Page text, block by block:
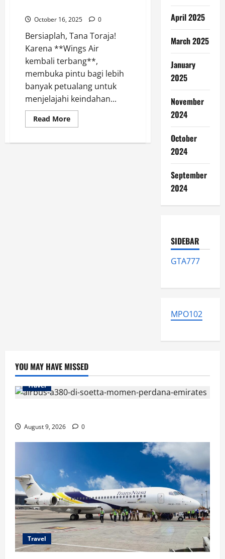
October 16, 2025 0
Bersiaplah, Tana Toraja!
Karena **Wings Air
kembali terbang**,
membuka pintu bagi lebih
banyak petualang untuk
menjelajahi keindahan...
Read MoreRead
more
Air
April 2025
March 2025
January
2025
November
2024
October
2024
September
2024
SIDEBAR
GTA777
MPO102
YOU MAY HAVE MISSED
Travel
August 9, 2026 0
Travel